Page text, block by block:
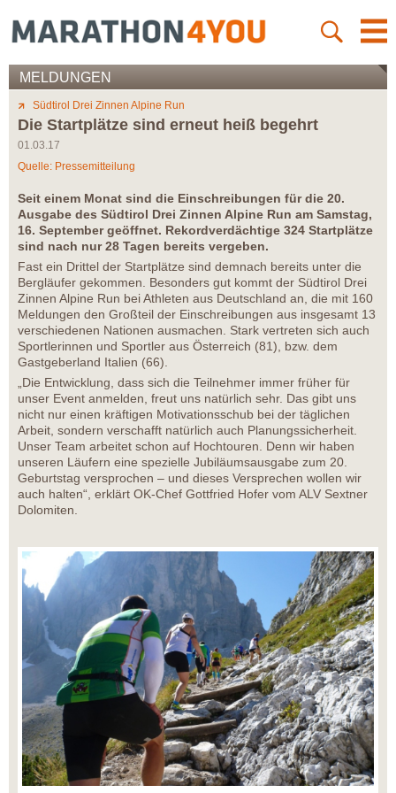
MELDUNGEN
Südtirol Drei Zinnen Alpine Run
Die Startplätze sind erneut heiß begehrt
01.03.17
Quelle: Pressemitteilung
Seit einem Monat sind die Einschreibungen für die 20.
Ausgabe des Südtirol Drei Zinnen Alpine Run am Samstag,
16. September geöffnet. Rekordverdächtige 324 Startplätze
sind nach nur 28 Tagen bereits vergeben.
Fast ein Drittel der Startplätze sind demnach bereits unter die
Bergläufer gekommen. Besonders gut kommt der Südtirol Drei
Zinnen Alpine Run bei Athleten aus Deutschland an, die mit 160
Meldungen den Großteil der Einschreibungen aus insgesamt 13
verschiedenen Nationen ausmachen. Stark vertreten sich auch
Sportlerinnen und Sportler aus Österreich (81), bzw. dem
Gastgeberland Italien (66).
„Die Entwicklung, dass sich die Teilnehmer immer früher für
unser Event anmelden, freut uns natürlich sehr. Das gibt uns
nicht nur einen kräftigen Motivationsschub bei der täglichen
Arbeit, sondern verschafft natürlich auch Planungssicherheit.
Unser Team arbeitet schon auf Hochtouren. Denn wir haben
unseren Läufern eine spezielle Jubiläumsausgabe zum 20.
Geburtstag versprochen – und dieses Versprechen wollen wir
auch halten“, erklärt OK-Chef Gottfried Hofer vom ALV Sextner
Dolomiten.